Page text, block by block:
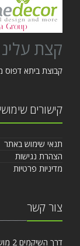
קצת
קבוצת ביתא דפוס
קישורים
תנאי שימוש באתר
הצהרת נגישות
מדיניות פרטיות
צור קשר
דרך השיקמים 2 מושב חרות